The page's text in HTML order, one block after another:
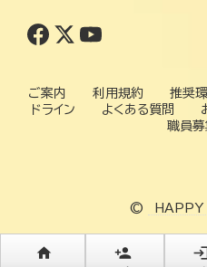
ご案内 利用規約 推奨
ドライン
よくある質問
職員
© HAPPY
home person_add